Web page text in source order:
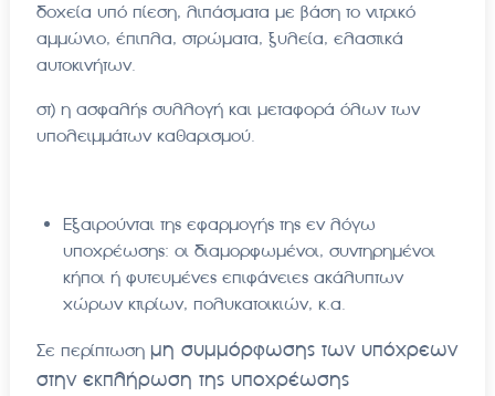
δοχεία υπό πίεση, λιπάσματα με βάση το νιτρικό
αμμώνιο, έπιπλα, στρώματα, ξυλεία, ελαστικά
αυτοκινήτων.
στ) η ασφαλής συλλογή και μεταφορά όλων των
υπολειμμάτων καθαρισμού.
Εξαιρούνται της εφαρμογής της εν λόγω
υποχρέωσης: οι διαμορφωμένοι, συντηρημένοι
κήποι ή φυτευμένες επιφάνειες ακάλυπτων
χώρων κτιρίων, πολυκατοικιών, κ.α.
Σε περίπτωση μη συμμόρφωσης των υπόχρεων
στην εκπλήρωση της υποχρέωσης